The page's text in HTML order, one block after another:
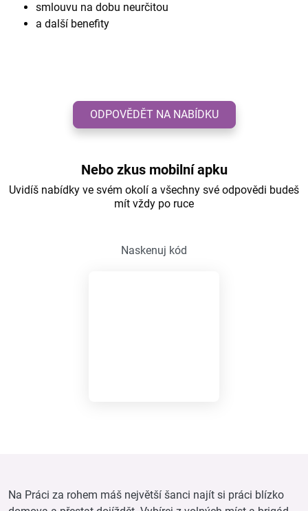
smlouvu na dobu neurčitou
a další benefity
ODPOVĚDĚT NA NABÍDKU
Nebo zkus mobilní apku
Uvidíš nabídky ve svém okolí a všechny své odpovědi budeš
mít vždy po ruce
Naskenuj kód
Na Práci za rohem máš největší šanci najít si práci blízko